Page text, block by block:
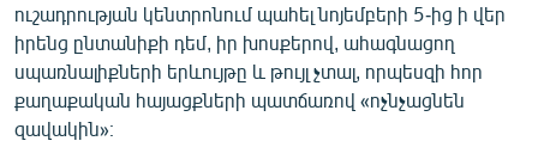
Հայերեն
English
Русский
ուշադրության կենտրոնում պահել նոյեմբերի 5-ից ի վեր
իրենց ընտանիքի դեմ, իր խոսքերով, ահագնացող
սպառնալիքների երևույթը և թույլ չտալ, որպեսզի հոր
քաղաքական հայացքների պատճառով «ոչնչացնեն
զավակին»։